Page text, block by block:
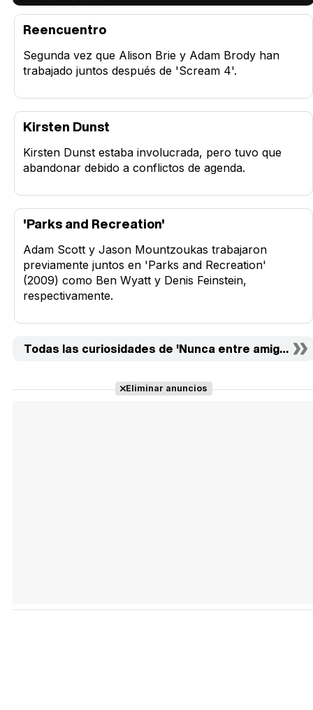
Reencuentro
Segunda vez que Alison Brie y Adam Brody han
trabajado juntos después de 'Scream 4'.
Kirsten Dunst
Kirsten Dunst estaba involucrada, pero tuvo que
abandonar debido a conflictos de agenda.
'Parks and Recreation'
Adam Scott y Jason Mountzoukas trabajaron
previamente juntos en 'Parks and Recreation'
(2009) como Ben Wyatt y Denis Feinstein,
respectivamente.
Todas las curiosidades de 'Nunca entre amigos' (6)
Eliminar anuncios